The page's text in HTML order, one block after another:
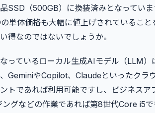
SSD（500GB）に換装済みとなってい
単体価格も大幅に値上げされていること
得なのではないでしょうか。
っているローカル生成AIモデル（LLM）
GeminiやCopilot、Claudeといったクラ
トであれば利用可能ですし、ビジネスア
グなどの作業であれば第8世代Core i5